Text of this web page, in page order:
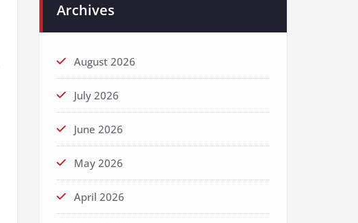
Archives
August 2026
July 2026
June 2026
May 2026
April 2026